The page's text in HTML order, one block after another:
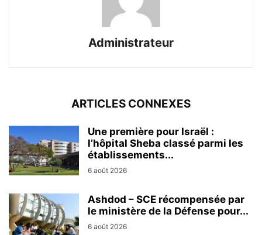
Administrateur
ARTICLES CONNEXES
Une première pour Israël :
l’hôpital Sheba classé parmi les
établissements...
6 août 2026
Ashdod – SCE récompensée par
le ministère de la Défense pour...
6 août 2026